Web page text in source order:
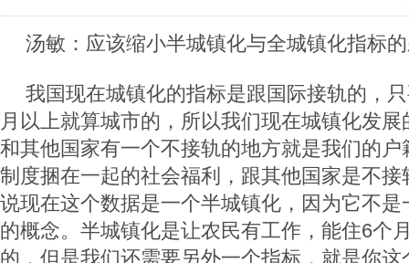
汤敏：应该缩小半城镇化与全城镇化指标
我国现在城镇化的指标是跟国际接轨的，
月以上就算城市的，所以我们现在城镇化发
和其他国家有一个不接轨的地方就是我们的
制度捆在一起的社会福利，跟其他国家是不
说现在这个数据是一个半城镇化，因为它不
的概念。半城镇化是让农民有工作，能住6个
的，但是我们还需要另外一个指标，就是你